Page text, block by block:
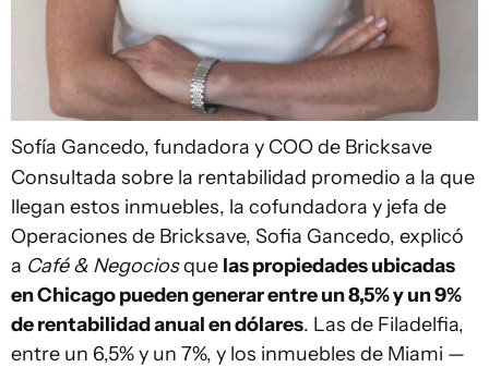
Sofía Gancedo, fundadora y COO de Bricksave
Consultada sobre la rentabilidad promedio a la que
llegan estos inmuebles, la cofundadora y jefa de
Operaciones de Bricksave, Sofia Gancedo, explicó
a Café & Negociosque las propiedades ubicadas
en Chicago pueden generar entre un 8,5% y un 9%
de rentabilidad anual en dólares. Las de Filadelfia,
entre un 6,5% y un 7%, y los inmuebles de Miami —